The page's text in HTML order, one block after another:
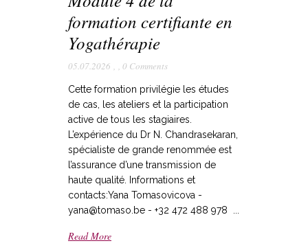
formation certifiante en
Yogathérapie
05.07.2026 , , 0 Comments
Cette formation privilégie les études
de cas, les ateliers et la participation
active de tous les stagiaires.
L’expérience du Dr N. Chandrasekaran,
spécialiste de grande renommée est
l’assurance d’une transmission de
haute qualité. Informations et
contacts:Yana Tomasovicova -
yana@tomaso.be - +32 472 488 978 ...
Read More